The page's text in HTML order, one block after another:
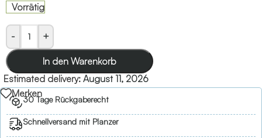
Vorrätig
- +
In den Warenkorb
Estimated delivery: August 11, 2026
Merken
30 Tage Rückgaberecht
Schnellversand mit Planzer